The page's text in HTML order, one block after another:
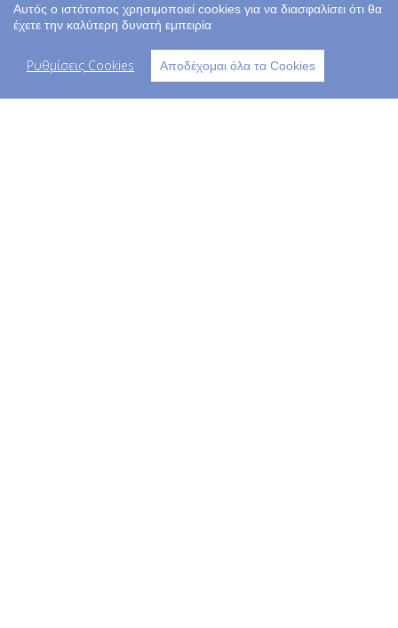
Επικοινωνία
Ο ΛΟΓΑΡΙΑΣΜΟΣ ΜΟΥ
Αυτός ο ιστότοπος χρησιμοποιεί cookies για να διασφαλίσει ότι θα
έχετε την καλύτερη δυνατή εμπειρία
Ρυθμίσεις Cookies Αποδέχομαι όλα τα Cookies